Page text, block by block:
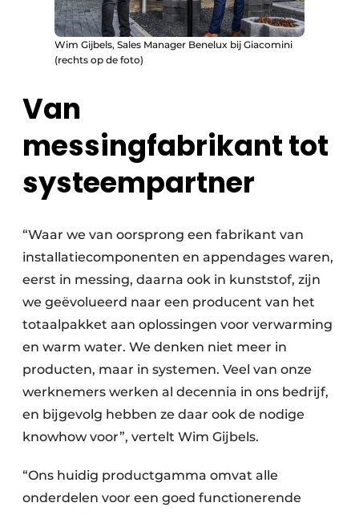
Wim Gijbels, Sales Manager Benelux bij Giacomini
(rechts op de foto)
Van
messingfabrikant tot
systeempartner
“Waar we van oorsprong een fabrikant van
installatiecomponenten en appendages waren,
eerst in messing, daarna ook in kunststof, zijn
we geëvolueerd naar een producent van het
totaalpakket aan oplossingen voor verwarming
en warm water. We denken niet meer in
producten, maar in systemen. Veel van onze
werknemers werken al decennia in ons bedrijf,
en bijgevolg hebben ze daar ook de nodige
knowhow voor”, vertelt Wim Gijbels.
“Ons huidig productgamma omvat alle
onderdelen voor een goed functionerende